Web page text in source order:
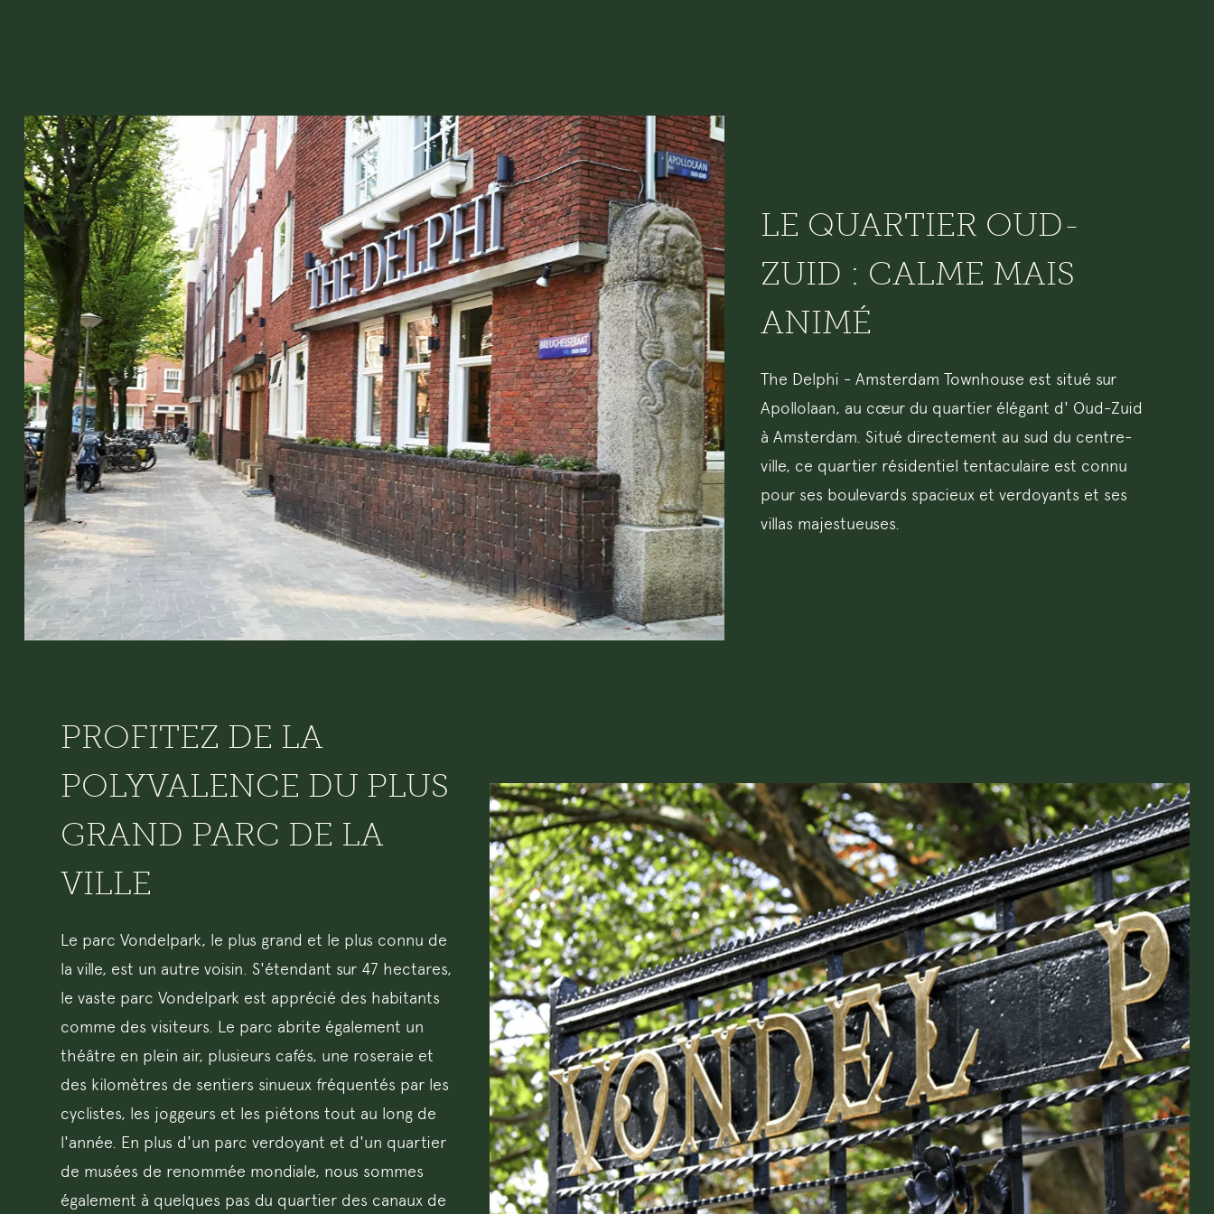
LE QUARTIER OUD-
ZUID : CALME MAIS
ANIMÉ
The Delphi - Amsterdam Townhouse est situé sur
Apollolaan, au cœur du quartier élégant d' Oud-Zuid
à Amsterdam. Situé directement au sud du centre-
ville, ce quartier résidentiel tentaculaire est connu
pour ses boulevards spacieux et verdoyants et ses
villas majestueuses.
PROFITEZ DE LA
POLYVALENCE DU PLUS
GRAND PARC DE LA
VILLE
Le parc Vondelpark, le plus grand et le plus connu de
la ville, est un autre voisin. S'étendant sur 47 hectares,
le vaste parc Vondelpark est apprécié des habitants
comme des visiteurs. Le parc abrite également un
théâtre en plein air, plusieurs cafés, une roseraie et
des kilomètres de sentiers sinueux fréquentés par les
cyclistes, les joggeurs et les piétons tout au long de
l'année. En plus d'un parc verdoyant et d'un quartier
de musées de renommée mondiale, nous sommes
également à quelques pas du quartier des canaux de